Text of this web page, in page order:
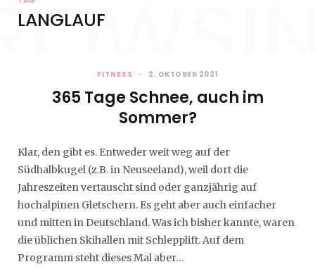
LANGLAUF
FITNESS 2. OKTOBER 2021
365 Tage Schnee, auch im
Sommer?
Klar, den gibt es. Entweder weit weg auf der
Südhalbkugel (z.B. in Neuseeland), weil dort die
Jahreszeiten vertauscht sind oder ganzjährig auf
hochalpinen Gletschern. Es geht aber auch einfacher
und mitten in Deutschland. Was ich bisher kannte, waren
die üblichen Skihallen mit Schlepplift. Auf dem
Programm steht dieses Mal aber…